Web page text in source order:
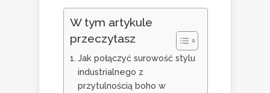
W tym artykule
przeczytasz
Jak połączyć surowość stylu
industrialnego z
przytulnością boho w